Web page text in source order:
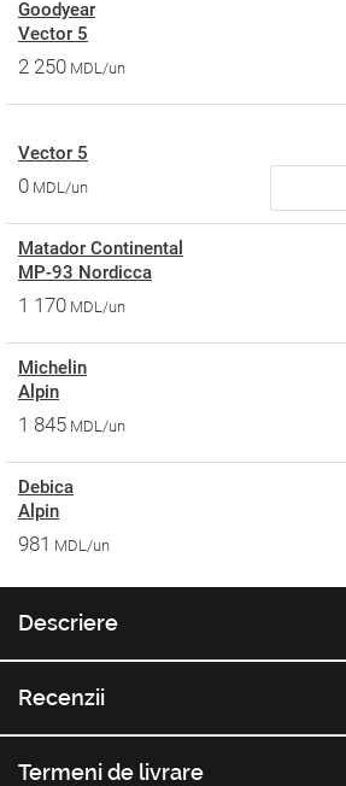
Goodyear
Vector 5
2 250 MDL/un
Vector 5
0 MDL/un
Matador Continental
MP-93 Nordicca
1 170 MDL/un
Michelin
Alpin
1 845 MDL/un
Debica
Alpin
981 MDL/un
Descriere
Recenzii
Termeni de livrare